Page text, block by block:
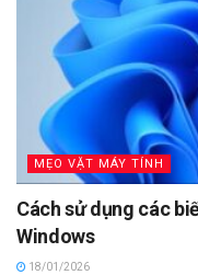
MẸO VẶT MÁY TÍNH
Cách sử dụng các
Windows
18/01/2026